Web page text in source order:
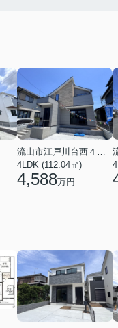
流山市江戸川台西４丁目
4LDK (112.04㎡)
4,588万円